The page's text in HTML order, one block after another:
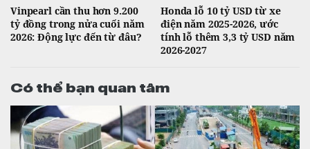
Vinpearl cần thu hơn 9.200
tỷ đồng trong nửa cuối năm
2026: Động lực đến từ đâu?
Honda lỗ 10 tỷ USD từ xe
điện năm 2025-2026, ước
tính lỗ thêm 3,3 tỷ USD năm
2026-2027
Có thể bạn quan tâm